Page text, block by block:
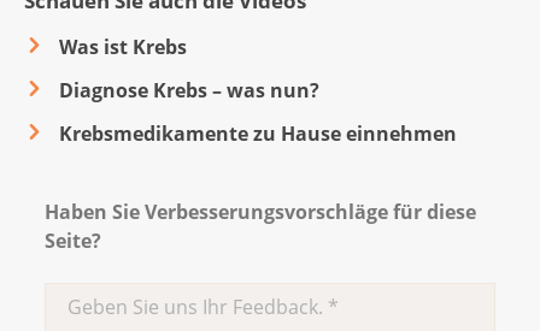
Was ist Krebs
Diagnose Krebs – was nun?
Krebsmedikamente zu Hause einnehmen
Haben Sie Verbesserungsvorschläge für diese
Seite?